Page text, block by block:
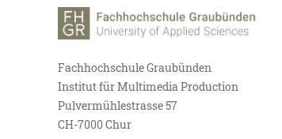
Fachhochschule Graubünden
Institut für Multimedia Production
Pulvermühlestrasse 57
CH-7000 Chur